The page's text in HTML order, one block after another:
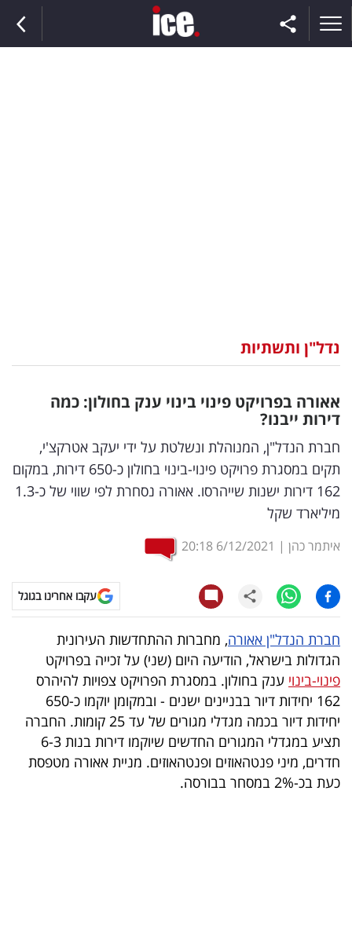
וצרכנות
דיגיטל
וטק
שיווק
ופרסום
משפט
ומחקרים
דעות
רכילות
עסקית
קריפטו
ויראלי
נדל"ן ותשתיות
אאורה בפרויקט פינוי בינוי ענק בחולון: כמה
דירות ייבנו?
חברת הנדל"ן, המנוהלת ונשלטת על ידי יעקב אטרקצ'י,
תקים במסגרת פרויקט פינוי-בינוי בחולון כ-650 דירות, במקום
162 דירות ישנות שייהרסו. אאורה נסחרת לפי שווי של כ-1.3
מיליארד שקל
איתמר כהן |
6/12/2021
20:18
עקבו אחרינו בגוגל
חברת הנדל"ן אאורה, מחברות ההתחדשות העירונית
הגדולות בישראל, הודיעה היום (שני) על זכייה בפרויקט
פינוי-בינוי ענק בחולון. במסגרת הפרויקט צפויות להיהרס
162 יחידות דיור בבניינים ישנים - ובמקומן יוקמו כ-650
יחידות דיור בכמה מגדלי מגורים של עד 25 קומות. החברה
תציע במגדלי המגורים החדשים שיוקמו דירות בנות 6-3
חדרים, מיני פנטהאוזים ופנטהאוזים. מניית אאורה מטפסת
כעת בכ-2% במסחר בבורסה.